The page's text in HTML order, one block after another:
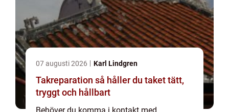
07 augusti 2026 Karl Lindgren
Takreparation så håller du taket tätt,
tryggt och hållbart